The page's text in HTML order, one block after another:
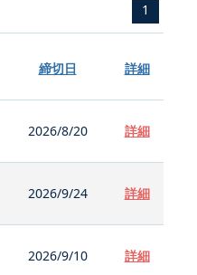
1
締切日 詳細
2026/8/20 詳細
2026/9/24 詳細
2026/9/10 詳細